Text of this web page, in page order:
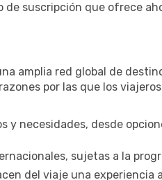
de suscripción que ofrece
amplia red global de
por las que los
necesidades, desde
sujetas a la
del viaje una experiencia